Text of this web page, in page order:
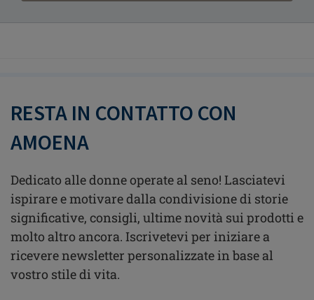
RESTA IN CONTATTO CON
AMOENA
Dedicato alle donne operate al seno! Lasciatevi
ispirare e motivare dalla condivisione di storie
significative, consigli, ultime novità sui prodotti e
molto altro ancora. Iscrivetevi per iniziare a
ricevere newsletter personalizzate in base al
vostro stile di vita.